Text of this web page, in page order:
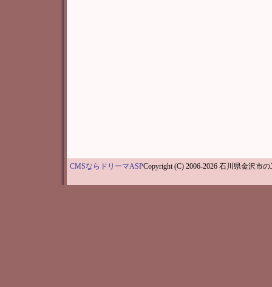
CMSならドリーマASPCopyright (C) 2006-2026 石川県金沢市